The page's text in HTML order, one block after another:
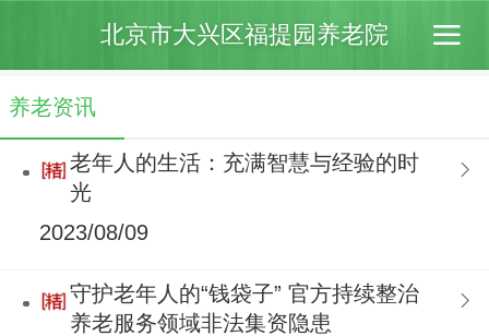
北京市大兴区福提园养老院
养老资讯
老年人的生活：充满智慧与经验的时
光
2023/08/09
守护老年人的“钱袋子” 官方持续整治
养老服务领域非法集资隐患